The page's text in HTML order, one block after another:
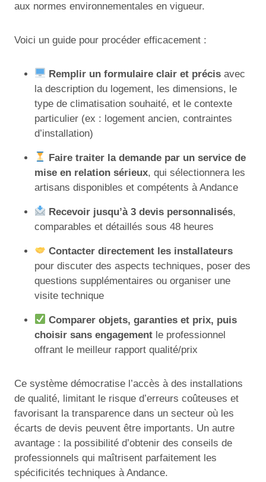
aux normes environnementales en vigueur.
Voici un guide pour procéder efficacement :
Remplir un formulaire clair et précis avec
la description du logement, les dimensions, le
type de climatisation souhaité, et le contexte
particulier (ex : logement ancien, contraintes
d’installation)
Faire traiter la demande par un service de
mise en relation sérieux, qui sélectionnera les
artisans disponibles et compétents à Andance
Recevoir jusqu’à 3 devis personnalisés,
comparables et détaillés sous 48 heures
Contacter directement les installateurs
pour discuter des aspects techniques, poser des
questions supplémentaires ou organiser une
visite technique
Comparer objets, garanties et prix, puis
choisir sans engagement le professionnel
offrant le meilleur rapport qualité/prix
Ce système démocratise l’accès à des installations
de qualité, limitant le risque d’erreurs coûteuses et
favorisant la transparence dans un secteur où les
écarts de devis peuvent être importants. Un autre
avantage : la possibilité d’obtenir des conseils de
professionnels qui maîtrisent parfaitement les
spécificités techniques à Andance.